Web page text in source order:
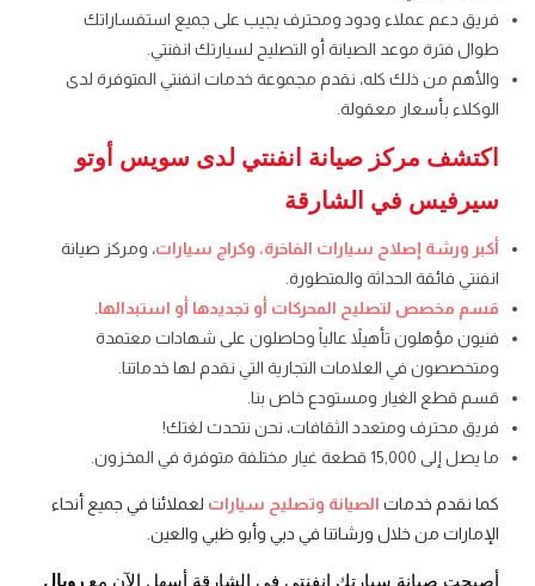
فريق دعم عملاء ودود ومحترف يجيب على جميع استفساراتك
طوال فترة موعد الصيانة أو التصليح لسيارتك انفنتي
والأهم من ذلك كله، نقدم مجموعة خدمات انفنتي المتوفرة لدى
الوكلاء بأسعار معقولة.
اكتشف مركز صيانة انفنتي لدى سويس أوتو
سيرفيس في الشارقة
أكبر ورشة إصلاح سيارات الفاخرة، وكراج سيارات، ومركز صيانة
انفنتي فائقة الحداثة والمتطورة.
قسم مخصص لتصليح المحركات أو تجديدها أو استبدالها
فنيون مؤهلون تأهيلاً عالياً وحاصلون على شهادات معتمدة
ومتخصصون في العلامات التجارية التي نقدم لها خدماتنا.
قسم قطع الغيار ومستودع خاص بنا.
فريق محترف ومتعدد الثقافات، نحن نتحدث لغتك!
ما يصل إلى 15,000 قطعة غيار مختلفة متوفرة في المخزون.
كما نقدم خدمات الصيانة وتصليح سيارات لعملائنا في جميع أنحاء
الإمارات من خلال ورشاتنا في دبي وأبو ظبي والعين.
أصبحت صيانة سيارتك انفنتي في الشارقة أسهل الآن مع رويال